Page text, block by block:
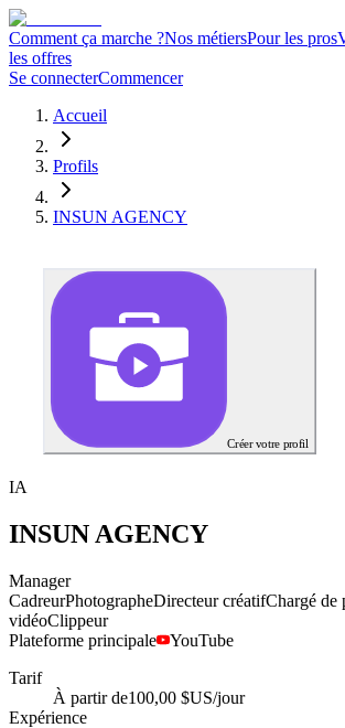
Comment ça marche ?Nos métiersPour les pros
les offres
Se connecterCommencer
Accueil
Profils
INSUN AGENCY
Créer votre profil
IA
INSUN AGENCY
Manager
CadreurPhotographeDirecteur créatifChargé de
vidéoClippeur
Plateforme principale
YouTube
Tarif
À partir de100,00 $US/jour
Expérience